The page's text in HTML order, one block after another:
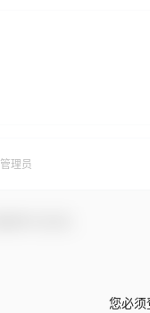
管理员
您必须